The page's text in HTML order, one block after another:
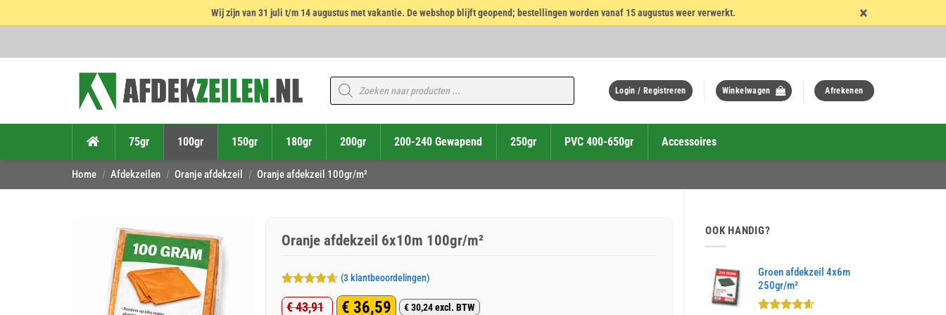
Wij zijn van 31 juli t/m 14 augustus met vakantie. De webshop blijft geopend; bestellingen worden vanaf 15 augustus weer verwerkt. ×
Producten
zoeken
Login / Registreren Winkelwagen Afrekenen
75gr 100gr 150gr 180gr 200gr 200-240 Gewapend 250gr PVC 400-650gr Accessoires
Home / Afdekzeilen / Oranje afdekzeil / Oranje afdekzeil 100gr/m²
OOK HANDIG?
Groen afdekzeil 4x6m
250gr/m²
Oranje afdekzeil 6x10m 100gr/m²
Gewaardeerd
4.67op 5
3
(3klantbeoordelingen)
€43,91 € 36,59 €30,24excl. BTW